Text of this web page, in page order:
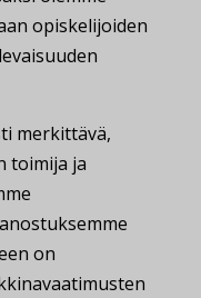
opiskelijoiden
merkittävä,
toimija ja
on